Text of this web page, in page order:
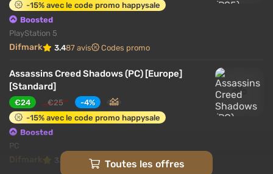
-15% avec le code promo happysale
Boosted
PlayStation 5
Difmark 3.487 avis Codes promo
Assassins Creed Shadows (PC) [Europe]
[Standard]
€24 €25
-4%
-15% avec le code promo happysale
Boosted
PC
Difmark 3.4 87 avis Codes promo
Toutes les offres